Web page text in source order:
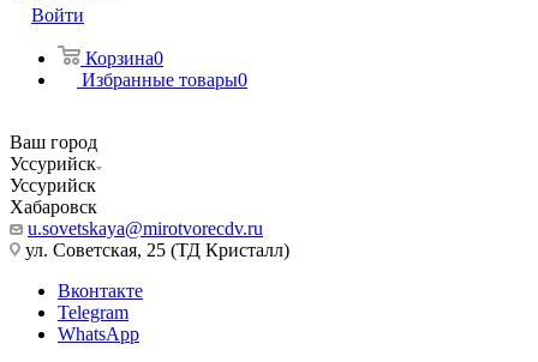
Войти
Корзина0
Избранные товары0
Ваш город
Уссурийск
Уссурийск
Хабаровск
u.sovetskaya@mirotvorecdv.ru
ул. Советская, 25 (ТД Кристалл)
Вконтакте
Telegram
WhatsApp